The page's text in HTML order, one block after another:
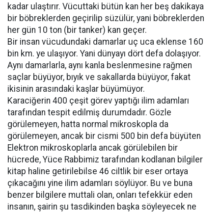
kadar ulaştırır. Vücuttaki bütün kan her beş dakikaya
bir böbreklerden geçirilip süzülür, yani böbreklerden
her gün 10 ton (bir tanker) kan geçer.
Bir insan vücudundaki damarlar uç uca eklense 160
bin km. ye ulaşıyor. Yani dünyayı dört defa dolaşıyor.
Aynı damarlarla, aynı kanla beslenmesine rağmen
saçlar büyüyor, bıyık ve sakallarda büyüyor, fakat
ikisinin arasındaki kaşlar büyümüyor.
Karaciğerin 400 çeşit görev yaptığı ilim adamları
tarafından tespit edilmiş durumdadır. Gözle
görülemeyen, hatta normal mikroskopla da
görülemeyen, ancak bir cismi 500 bin defa büyüten
Elektron mikroskoplarla ancak görülebilen bir
hücrede, Yüce Rabbimiz tarafından kodlanan bilgiler
kitap haline getirilebilse 46 ciltlik bir eser ortaya
çıkacağını yine ilim adamları söylüyor. Bu ve buna
benzer bilgilere muttali olan, onları tefekkür eden
insanın, şairin şu tasdikinden başka söyleyecek ne